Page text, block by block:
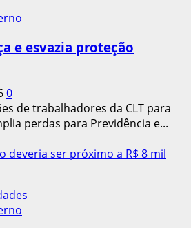
e esvazia proteção
0
de trabalhadores da CLT para
perdas para Previdência e...
deveria ser próximo a R$ 8 mil